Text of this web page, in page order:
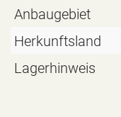
Anbaugebiet
Herkunftsland
Lagerhinweis